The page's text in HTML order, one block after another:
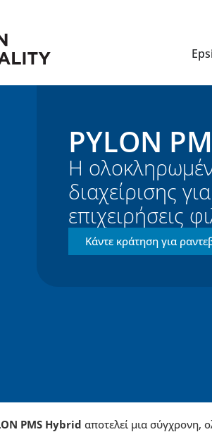
PYLON
Η
διαχείρισης
επιχειρήσεις
Κάντε κράτηση για
PMS Hybrid αποτελεί μια σύγχρονη,